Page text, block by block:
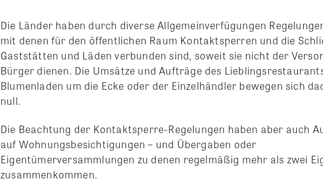
Die Länder haben durch diverse Allgemeinverfügungen
mit denen für den öffentlichen Raum Kontaktsperren und die
Gaststätten und Läden verbunden sind, soweit sie nicht der
Bürger dienen. Die Umsätze und Aufträge des
Blumenladen um die Ecke oder der Einzelhändler bewegen sich
null.
Die Beachtung der Kontaktsperre-Regelungen haben aber auch
auf Wohnungsbesichtigungen – und Übergaben oder
Eigentümerversammlungen zu denen regelmäßig mehr als zwei
zusammenkommen.